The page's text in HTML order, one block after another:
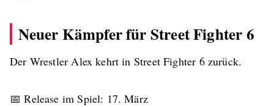
Neuer Kämpfer für Street Fighter 6
Der Wrestler Alex kehrt in Street Fighter 6 zurück.
📅 Release im Spiel: 17. März